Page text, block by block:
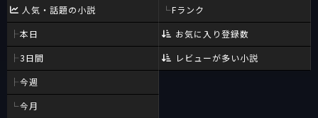
人気・話題の小説
本日
3日間
今週
今月
Fランク
お気に入り登録数
レビューが多い小説